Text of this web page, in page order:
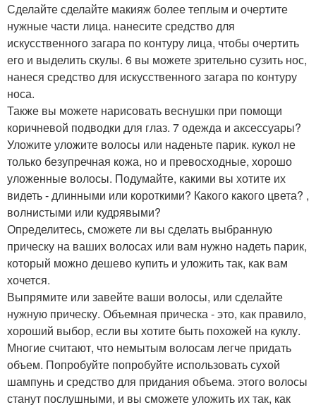
Сделайте сделайте макияж более теплым и очертите
нужные части лица. нанесите средство для
искусственного загара по контуру лица, чтобы очертить
его и выделить скулы. 6 вы можете зрительно сузить нос,
нанеся средство для искусственного загара по контуру
носа.
Также вы можете нарисовать веснушки при помощи
коричневой подводки для глаз. 7 одежда и аксессуары?
Уложите уложите волосы или наденьте парик. кукол не
только безупречная кожа, но и превосходные, хорошо
уложенные волосы. Подумайте, какими вы хотите их
видеть - длинными или короткими? Какого какого цвета? ,
волнистыми или кудрявыми?
Определитесь, сможете ли вы сделать выбранную
прическу на ваших волосах или вам нужно надеть парик,
который можно дешево купить и уложить так, как вам
хочется.
Выпрямите или завейте ваши волосы, или сделайте
нужную прическу. Объемная прическа - это, как правило,
хороший выбор, если вы хотите быть похожей на куклу.
Многие считают, что немытым волосам легче придать
объем. Попробуйте попробуйте использовать сухой
шампунь и средство для придания объема. этого волосы
станут послушными, и вы сможете уложить их так, как